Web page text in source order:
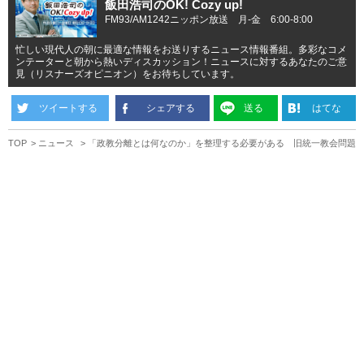
飯田浩司のOK! Cozy up!
FM93/AM1242ニッポン放送 月-金 6:00-8:00
忙しい現代人の朝に最適な情報をお送りするニュース情報番組。多彩なコメ
ンテーターと朝から熱いディスカッション！ニュースに対するあなたのご意
見（リスナーズオピニオン）をお待ちしています。
ツイートする シェアする 送る はてな
TOP ニュース 「政教分離とは何なのか」を整理する必要がある 旧統一教会問題